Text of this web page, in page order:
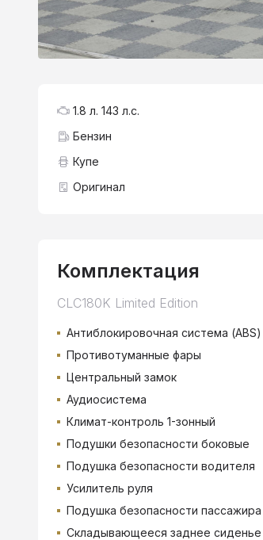
1.8 л. 143 л.с.
Бензин
Купе
Оригинал
Комплектация
CLC180K Limited Edition
Антиблокировочная система (ABS)
Противотуманные фары
Центральный замок
Аудиосистема
Климат-контроль 1-зонный
Подушки безопасности боковые
Подушка безопасности водителя
Усилитель руля
Подушка безопасности пассажира
Складывающееся заднее сиденье